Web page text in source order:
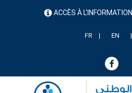
menu ACCÈS À L'INFORMATION
FR EN